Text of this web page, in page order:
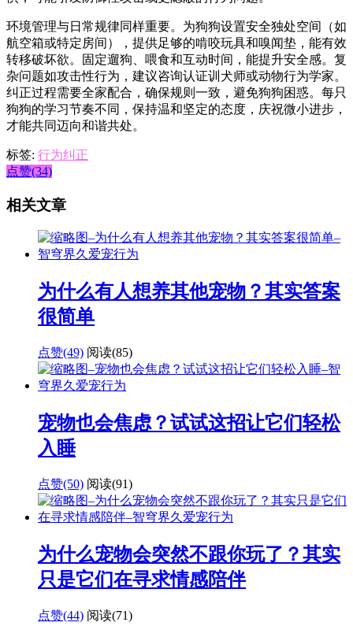
环境管理与日常规律同样重要。为狗狗设置安全独处空间（如
航空箱或特定房间），提供足够的啃咬玩具和嗅闻垫，能有效
转移破坏欲。固定遛狗、喂食和互动时间，能提升安全感。复
杂问题如攻击性行为，建议咨询认证训犬师或动物行为学家。
纠正过程需要全家配合，确保规则一致，避免狗狗困惑。每只
狗狗的学习节奏不同，保持温和坚定的态度，庆祝微小进步，
才能共同迈向和谐共处。
标签: 行为纠正
点赞(34)
相关文章
为什么有人想养其他宠物？其实答案
很简单
点赞(49) 阅读(85)
宠物也会焦虑？试试这招让它们轻松
入睡
点赞(50) 阅读(91)
为什么宠物会突然不跟你玩了？其实
只是它们在寻求情感陪伴
点赞(44) 阅读(71)